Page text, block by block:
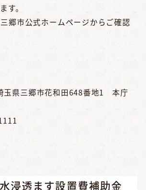
す。
郷市公式ホームページからご確認
県三郷市花和田648番地1 本庁
浸透ます設置費補助金